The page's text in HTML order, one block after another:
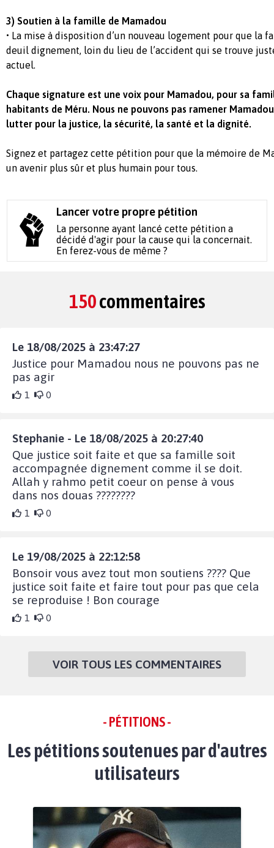
3) Soutien à la famille de Mamadou
• La mise à disposition d’un nouveau logement pour que la
deuil dignement, loin du lieu de l’accident qui se trouve
actuel.
Chaque signature est une voix pour Mamadou, pour sa
habitants de Méru. Nous ne pouvons pas ramener
lutter pour la justice, la sécurité, la santé et la dignité.
Signez et partagez cette pétition pour que la mémoire de
un avenir plus sûr et plus humain pour tous.
Lancer votre propre pétition
La personne ayant lancé cette pétition a
décidé d'agir pour la cause qui la concernait.
En ferez-vous de même ?
150commentaires
Le 18/08/2025 à 23:47:27
Justice pour Mamadou nous ne pouvons pas ne
pas agir
1 0
Stephanie - Le 18/08/2025 à 20:27:40
Que justice soit faite et que sa famille soit
accompagnée dignement comme il se doit.
Allah y rahmo petit coeur on pense à vous
dans nos douas ????????
1 0
Le 19/08/2025 à 22:12:58
Bonsoir vous avez tout mon soutiens ???? Que
justice soit faite et faire tout pour pas que cela
se reproduise ! Bon courage
1 0
VOIR TOUS LES COMMENTAIRES
- PÉTITIONS -
Les pétitions soutenues par d'autres
utilisateurs